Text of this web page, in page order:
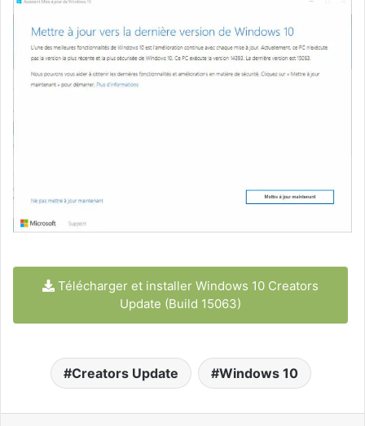
Télécharger et installer Windows 10 Creators
Update (Build 15063)
Creators Update Windows 10